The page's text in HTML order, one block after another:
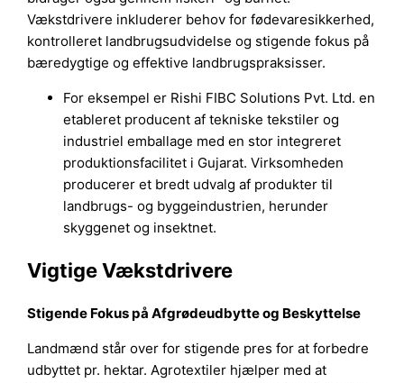
Vækstdrivere inkluderer behov for fødevaresikkerhed,
kontrolleret landbrugsudvidelse og stigende fokus på
bæredygtige og effektive landbrugspraksisser.
For eksempel er Rishi FIBC Solutions Pvt. Ltd. en
etableret producent af tekniske tekstiler og
industriel emballage med en stor integreret
produktionsfacilitet i Gujarat. Virksomheden
producerer et bredt udvalg af produkter til
landbrugs- og byggeindustrien, herunder
skyggenet og insektnet.
Vigtige Vækstdrivere
Stigende Fokus på Afgrødeudbytte og Beskyttelse
Landmænd står over for stigende pres for at forbedre
udbyttet pr. hektar. Agrotextiler hjælper med at